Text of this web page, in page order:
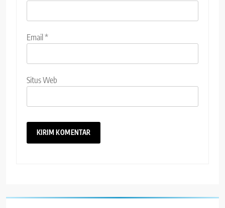
Email*
Situs Web